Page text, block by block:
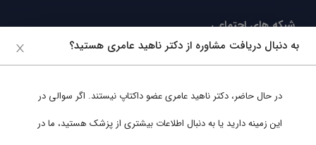
شبکه های اجتماعی
ما را در شبکه های اجتماعی دنبال کنید
به دنبال دریافت مشاوره از دکتر ناهید عامری هستید؟
در حال حاضر، دکتر ناهید عامریعضو داکتاپ نیستند. اگر سوالی در
این زمینه دارید یا به دنبال اطلاعات بیشتری از پزشک هستید، ما در